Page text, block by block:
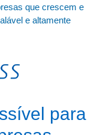
que crescem e
e altamente
para